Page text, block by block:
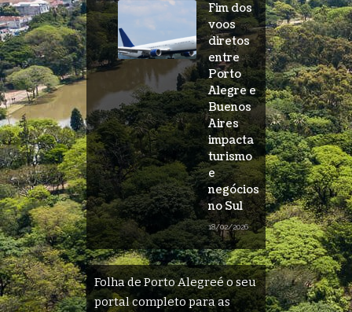
Fim dos
voos
diretos
entre
Porto
Alegre e
Buenos
Aires
impacta
turismo
e
negócios
no Sul
18/02/2026
Folha de Porto Alegreé o seu
portal completo para as